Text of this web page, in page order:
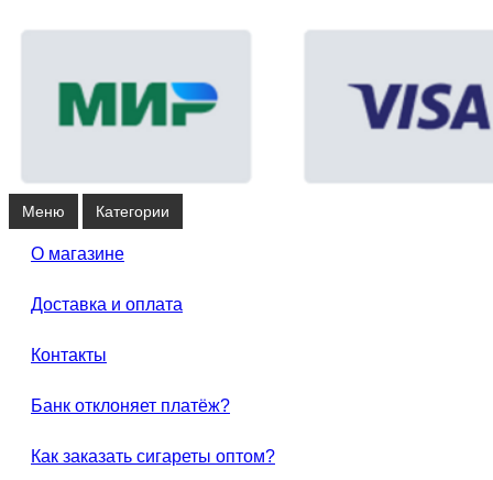
Меню Категории
О магазине
Доставка и оплата
Контакты
Банк отклоняет платёж?
Как заказать сигареты оптом?